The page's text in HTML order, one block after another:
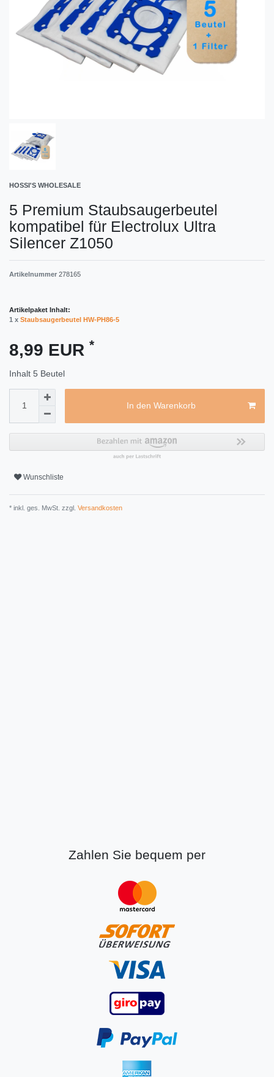
HOSSI'S WHOLESALE
5 Premium Staubsaugerbeutel
kompatibel für Electrolux Ultra
Silencer Z1050
Artikelnummer 278165
Artikelpaket Inhalt:
1 x Staubsaugerbeutel HW-PH86-5
8,99 EUR *
Inhalt 5 Beutel
In den Warenkorb
Wunschliste
* inkl. ges. MwSt. zzgl. Versandkosten
Zahlen Sie bequem per